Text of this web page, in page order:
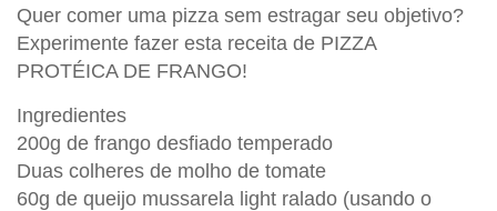
Quer comer uma pizza sem estragar seu objetivo?
Experimente fazer esta receita de PIZZA
PROTÉICA DE FRANGO!
Ingredientes
200g de frango desfiado temperado
Duas colheres de molho de tomate
60g de queijo mussarela light ralado (usando o